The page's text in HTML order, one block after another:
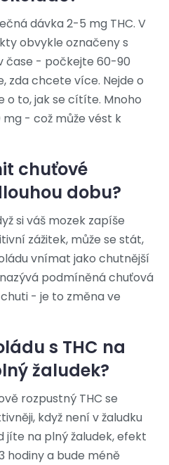
dávka 2-5 mg THC. V
obvykle označeny s
čase - počkejte 60-90
zda chcete více. Nejde o
o to, jak se cítíte. Mnoho
mg - což může vést k
chuťové
dobu?
si váš mozek zapíše
zážitek, může se stát,
vnímat jako chutnější
podmíněná chuťová
- je to změna ve
s THC na
žaludek?
rozpustný THC se
když není v žaludku
jíte na plný žaludek, efekt
hodiny a bude méně